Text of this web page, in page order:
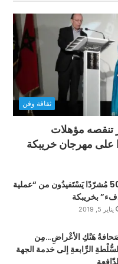
ثقافة وفن
تنقصه مؤهلات
على مهرجان خريبكة
50 مُشرّدًا يَسْتَفيدُون من “عملية
بخريبكة
يناير 5, 2019
هَتْكِ الأعْراضِ…مِن
الرِّابعةِ إلى خدمة الجهة